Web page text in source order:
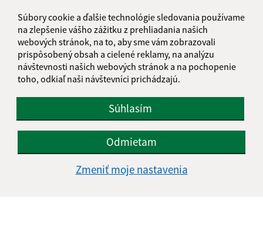
Súbory cookie a ďalšie technológie sledovania používame
na zlepšenie vášho zážitku z prehliadania našich
webových stránok, na to, aby sme vám zobrazovali
prispôsobený obsah a cielené reklamy, na analýzu
návštevnosti našich webových stránok a na pochopenie
toho, odkiaľ naši návštevníci prichádzajú.
Súhlasím
Odmietam
Zmeniť moje nastavenia
Informácie o stránke:
Autorské práva